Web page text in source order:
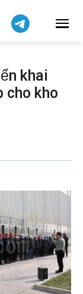
khai
cho kho